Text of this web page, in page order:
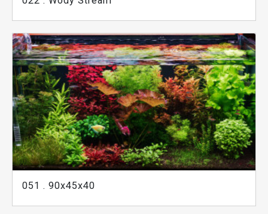
051 . 90x45x40